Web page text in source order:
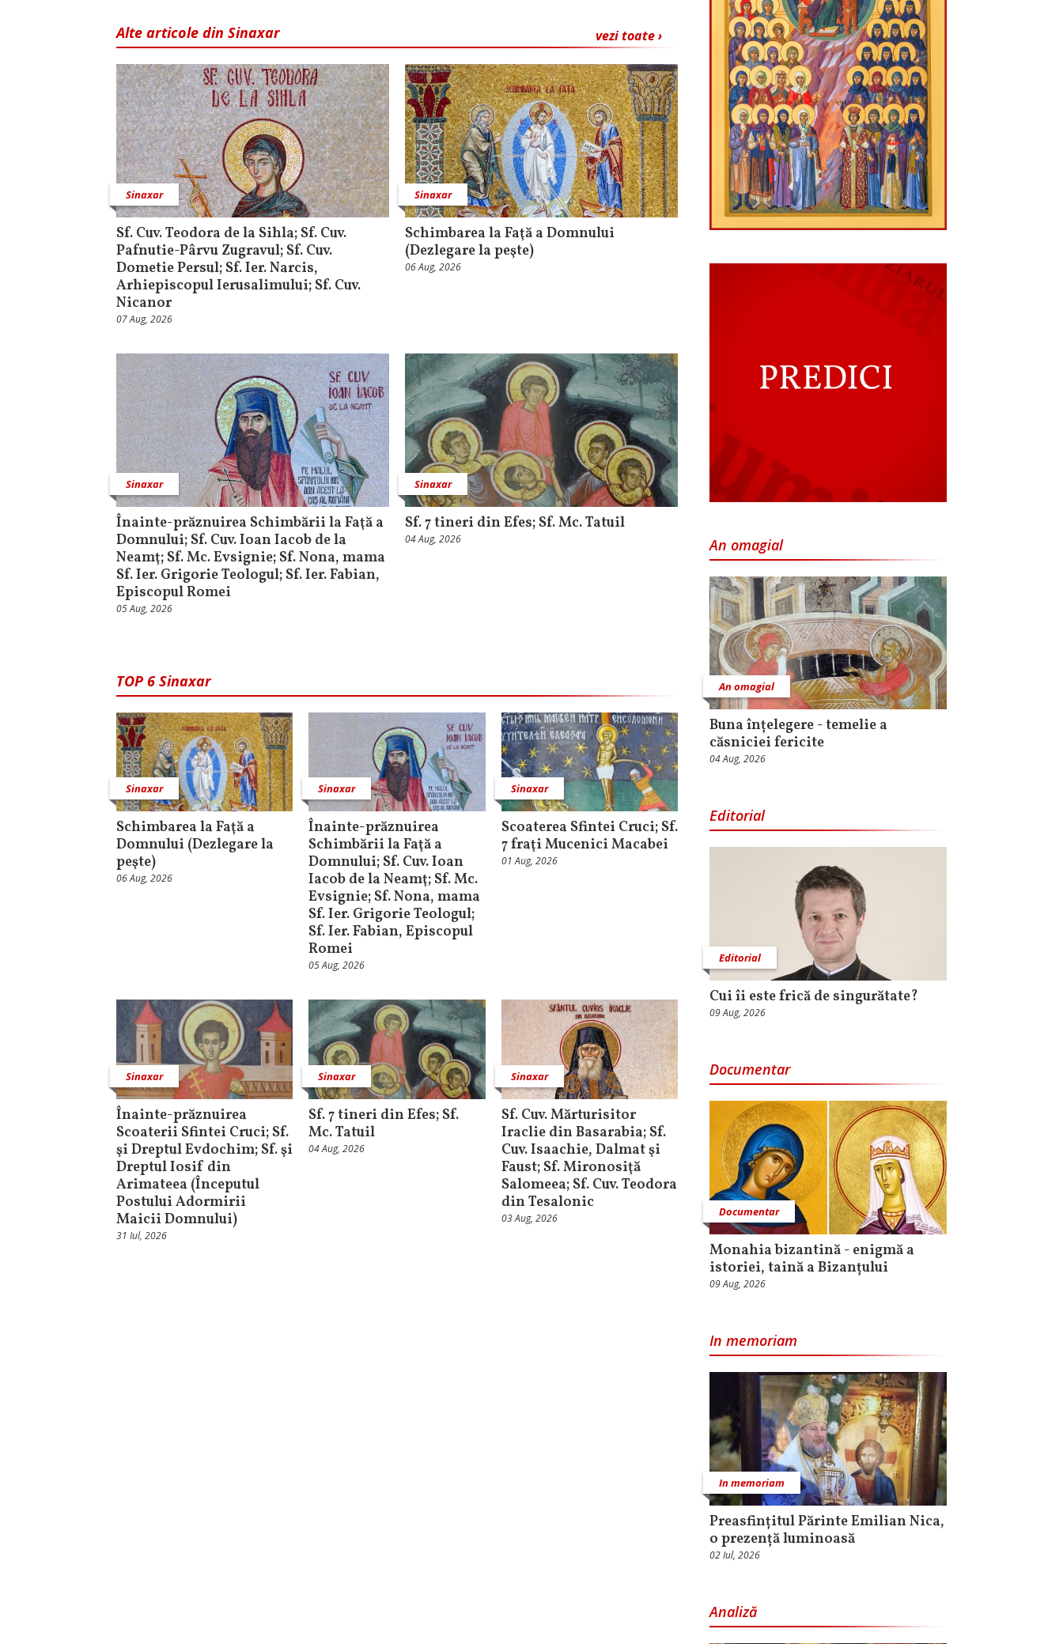
vezi toate ›
Alte articole din Sinaxar
Sinaxar
Sf. Cuv. Teodora de la Sihla; Sf. Cuv.
Pafnutie-Pârvu Zugravul; Sf. Cuv.
Dometie Persul; Sf. Ier. Narcis,
Arhiepiscopul Ierusalimului; Sf. Cuv.
Nicanor
07 Aug, 2026
Sinaxar
Schimbarea la Faţă a Domnului
(Dezlegare la peşte)
06 Aug, 2026
Sinaxar
Înainte-prăznuirea Schimbării la Faţă a
Domnului; Sf. Cuv. Ioan Iacob de la
Neamţ; Sf. Mc. Evsignie; Sf. Nona, mama
Sf. Ier. Grigorie Teologul; Sf. Ier. Fabian,
Episcopul Romei
05 Aug, 2026
Sinaxar
Sf. 7 tineri din Efes; Sf. Mc. Tatuil
04 Aug, 2026
TOP 6 Sinaxar
Sinaxar
Schimbarea la Faţă a
Domnului (Dezlegare la
peşte)
06 Aug, 2026
Sinaxar
Înainte-prăznuirea
Schimbării la Faţă a
Domnului; Sf. Cuv. Ioan
Iacob de la Neamţ; Sf. Mc.
Evsignie; Sf. Nona, mama
Sf. Ier. Grigorie Teologul;
Sf. Ier. Fabian, Episcopul
Romei
05 Aug, 2026
Sinaxar
Scoaterea Sfintei Cruci; Sf.
7 fraţi Mucenici Macabei
01 Aug, 2026
Sinaxar
Înainte-prăznuirea
Scoaterii Sfintei Cruci; Sf.
şi Dreptul Evdochim; Sf. şi
Dreptul Iosif din
Arimateea (Începutul
Postului Adormirii
Maicii Domnului)
31 Iul, 2026
Sinaxar
Sf. 7 tineri din Efes; Sf.
Mc. Tatuil
04 Aug, 2026
Sinaxar
Sf. Cuv. Mărturisitor
Iraclie din Basarabia; Sf.
Cuv. Isaachie, Dalmat şi
Faust; Sf. Mironosiţă
Salomeea; Sf. Cuv. Teodora
din Tesalonic
03 Aug, 2026
An omagial
An omagial
Buna înțelegere - temelie a
căsniciei fericite
04 Aug, 2026
Editorial
Editorial
Cui îi este frică de singurătate?
09 Aug, 2026
Documentar
Documentar
Monahia bizantină - enigmă a
istoriei, taină a Bizanțului
09 Aug, 2026
In memoriam
In memoriam
Preasfințitul Părinte Emilian Nica,
o prezență luminoasă
02 Iul, 2026
Analiză